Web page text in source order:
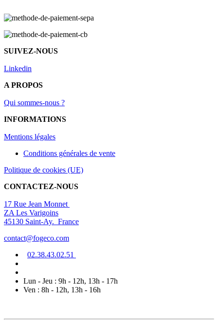
SUIVEZ-NOUS
Linkedin
A PROPOS
Qui sommes-nous ?
INFORMATIONS
Mentions légales
Conditions générales de vente
Politique de cookies (UE)
CONTACTEZ-NOUS
17 Rue Jean Monnet
ZA Les Varigoins
45130 Saint-Ay. France
contact@fogeco.com
02.38.43.02.51
Lun - Jeu : 9h - 12h, 13h - 17h
Ven : 8h - 12h, 13h - 16h